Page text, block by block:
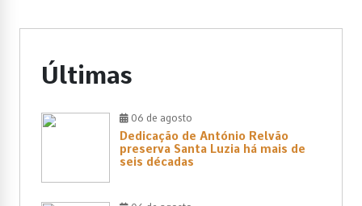
Últimas
06 de agosto
Dedicação de António Relvão
preserva Santa Luzia há mais de
seis décadas